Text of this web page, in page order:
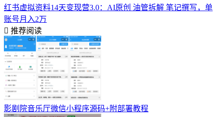
红书虚拟资料14天变现营3.0：AI原创 油管拆解 笔记撰写，单
账号月入2万
推荐阅读
影剧院音乐厅微信小程序源码+附部署教程